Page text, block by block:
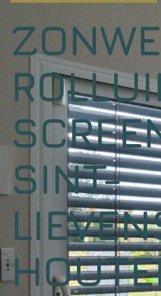
SINT-